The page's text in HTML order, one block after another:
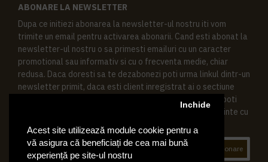
Acest site utilizează module cookie pentru a
vă asigura că beneficiați de cea mai bună
experiență pe site-ul nostru
Inchide
ABONARE LA NEWSLETTER
Dupa ce initiezi abonarea la newsletter-ul nostru iti vom
trimite un email pentru activarea abonarii. Cand esti abonat la
newsletter-ul nostru o sa primesti emailuri cu un caracter
promotional sau informativ si cu o frecventa medie, chiar
redusa. Daca doresti sa te dezabonezi poti urma linkul dintr-un
newsletter primit, daca esti client inregistrat ai o sectiune
speciala in contul tau in acest scop, si de asemenea ne poti
contacta oricand pe email pentru orice intrebari sau cerinte cu
Abonare